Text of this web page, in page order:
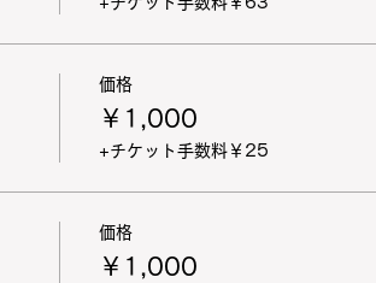
価格
￥1,000
+チケット手数料￥25
価格
￥1,000